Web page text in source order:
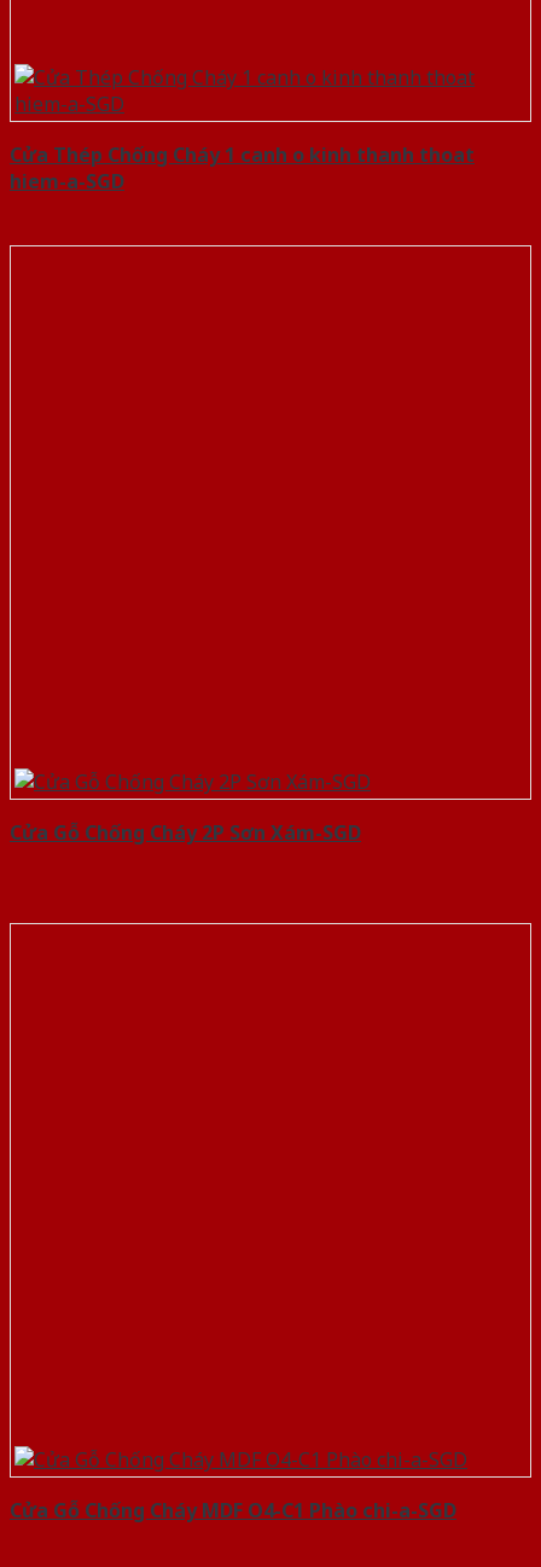
Cửa Thép Chống Cháy 1 canh o kinh thanh thoat
hiem-a-SGD
Cửa Gỗ Chống Cháy 2P Sơn Xám-SGD
Cửa Gỗ Chống Cháy MDF O4-C1 Phào chi-a-SGD